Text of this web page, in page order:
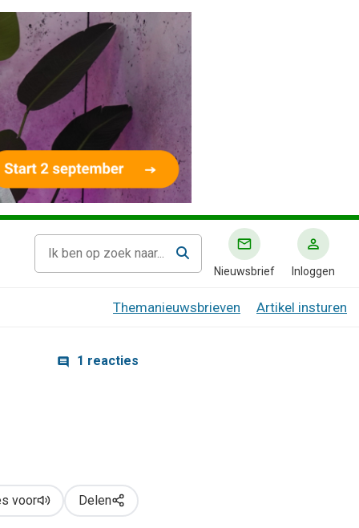
Nieuwsbrief Inloggen
Themanieuwsbrieven Artikel insturen
1 reacties
voor Delen